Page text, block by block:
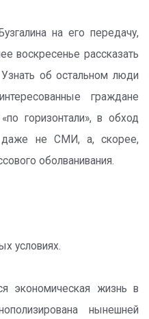
на его передачу,
воскресенье рассказать
об остальном люди
граждане
горизонтали», в обход
даже не СМИ, а, скорее,
оболванивания.
условиях.
экономическая жизнь в
нынешней